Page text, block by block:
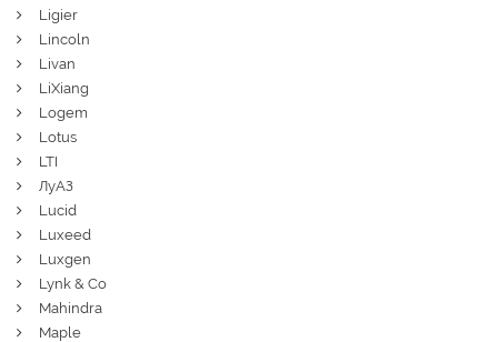
Ligier
Lincoln
Livan
LiXiang
Logem
Lotus
LTI
ЛуАЗ
Lucid
Luxeed
Luxgen
Lynk & Co
Mahindra
Maple